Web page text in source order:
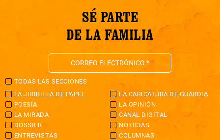
SÉ PARTE
DE LA FAMILIA
TODAS LAS SECCIONES
LA JIRIBILLA DE PAPEL
LA CARICATURA DE GUARDIA
POESÍA
LA OPINIÓN
LA MIRADA
CANAL DIGITAL
DOSSIER
NOTICIAS
ENTREVISTAS
COLUMNAS